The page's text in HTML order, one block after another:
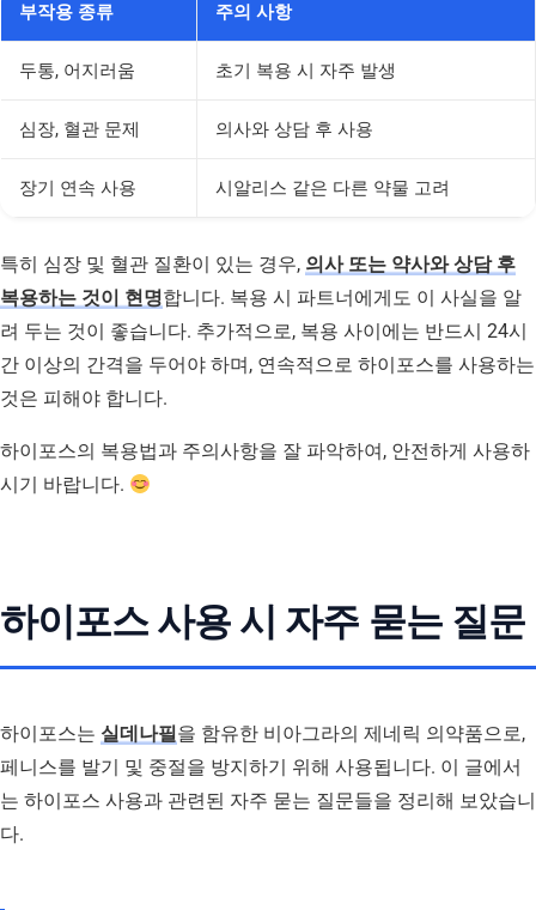
부작용 종류 주의 사항
두통, 어지러움 초기 복용 시 자주 발생
심장, 혈관 문제 의사와 상담 후 사용
장기 연속 사용 시알리스 같은 다른 약물 고려
특히 심장 및 혈관 질환이 있는 경우, 의사 또는 약사와 상담 후
복용하는 것이 현명합니다. 복용 시 파트너에게도 이 사실을 알
려 두는 것이 좋습니다. 추가적으로, 복용 사이에는 반드시 24시
간 이상의 간격을 두어야 하며, 연속적으로 하이포스를 사용하는
것은 피해야 합니다.
하이포스의 복용법과 주의사항을 잘 파악하여, 안전하게 사용하
시기 바랍니다.
하이포스 사용 시 자주 묻는 질문
하이포스는 실데나필을 함유한 비아그라의 제네릭 의약품으로,
페니스를 발기 및 중절을 방지하기 위해 사용됩니다. 이 글에서
는 하이포스 사용과 관련된 자주 묻는 질문들을 정리해 보았습니
다.